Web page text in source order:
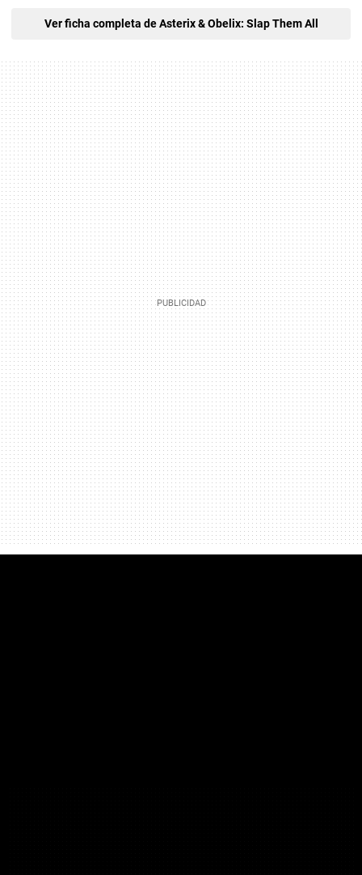
Ver ficha completa de Asterix & Obelix: Slap Them All